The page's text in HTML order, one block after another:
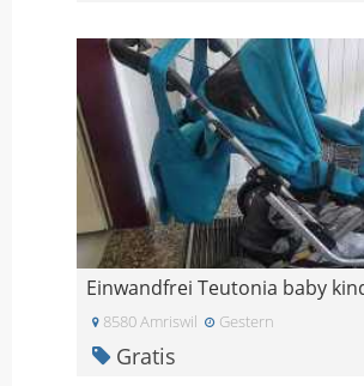
8580 Amriswil Gestern
Gratis